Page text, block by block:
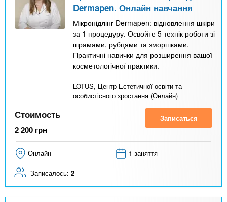
Dermapen. Онлайн навчання
Мікронідлінг Dermapen: відновлення шкіри
за 1 процедуру. Освойте 5 технік роботи зі
шрамами, рубцями та зморшками.
Практичні навички для розширення вашої
косметологічної практики.
LOTUS, Центр Естетичної освіти та
особистісного зростання (Онлайн)
Стоимость
2 200 грн
Записаться
Онлайн 1 заняття
Записалось: 2